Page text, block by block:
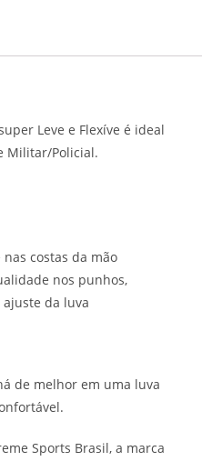
Leve e Flexíve é ideal
Militar/Policial.
costas da mão
nos punhos,
da luva
de melhor em uma luva
Sports Brasil, a marca